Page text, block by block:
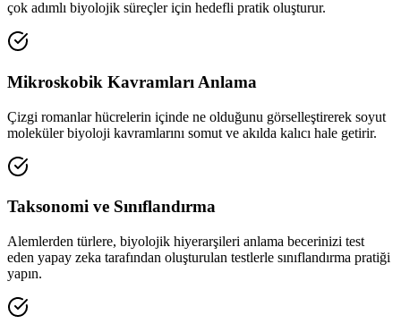
çok adımlı biyolojik süreçler için hedefli pratik oluşturur.
Mikroskobik Kavramları Anlama
Çizgi romanlar hücrelerin içinde ne olduğunu görselleştirerek soyut
moleküler biyoloji kavramlarını somut ve akılda kalıcı hale getirir.
Taksonomi ve Sınıflandırma
Alemlerden türlere, biyolojik hiyerarşileri anlama becerinizi test
eden yapay zeka tarafından oluşturulan testlerle sınıflandırma pratiği
yapın.